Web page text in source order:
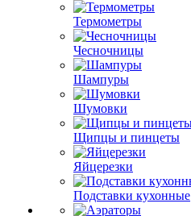
Термометры
Чесночницы
Шампуры
Шумовки
Щипцы и пинцеты
Яйцерезки
Подставки кухонные